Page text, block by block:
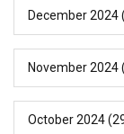
December 2024
November 2024
October 2024